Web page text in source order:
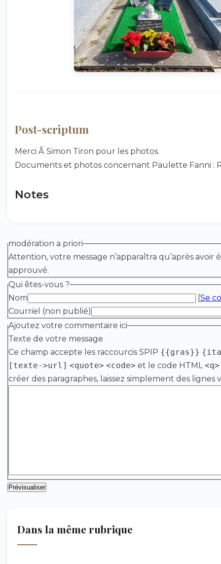
Post-scriptum
Merci Ã Simon Tiron pour les photos.
Documents et photos concernant Paulette Fanni :
Notes
modération a priori
Attention, votre message n’apparaîtra qu’après avoir
approuvé.
Qui êtes-vous ?
Nom
[Se
Courriel (non publié)
Ajoutez votre commentaire ici
Texte de votre message
Ce champ accepte les raccourcis SPIP {{gras}}
[texte->url] <quote> <code> et le code HTML<q>
créer des paragraphes, laissez simplement des lignes
Dans la même rubrique